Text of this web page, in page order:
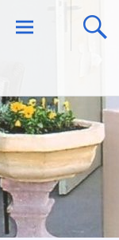
Zum
Inhalt